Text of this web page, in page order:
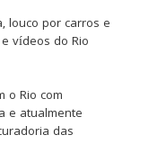
louco por carros e
vídeos do Rio
o Rio com
e atualmente
das